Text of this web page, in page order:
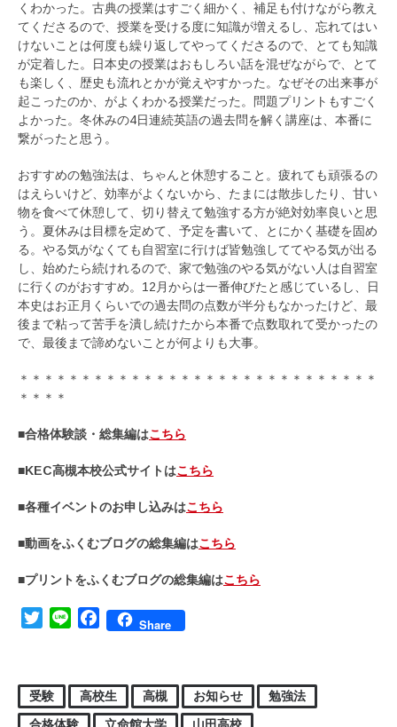
くわかった。古典の授業はすごく細かく、補足も付けながら教え
てくださるので、授業を受ける度に知識が増えるし、忘れてはい
けないことは何度も繰り返してやってくださるので、とても知識
が定着した。日本史の授業はおもしろい話を混ぜながらで、とて
も楽しく、歴史も流れとかが覚えやすかった。なぜその出来事が
起こったのか、がよくわかる授業だった。問題プリントもすごく
よかった。冬休みの4日連続英語の過去問を解く講座は、本番に
繋がったと思う。
おすすめの勉強法は、ちゃんと休憩すること。疲れても頑張るの
はえらいけど、効率がよくないから、たまには散歩したり、甘い
物を食べて休憩して、切り替えて勉強する方が絶対効率良いと思
う。夏休みは目標を定めて、予定を書いて、とにかく基礎を固め
る。やる気がなくても自習室に行けば皆勉強しててやる気が出る
し、始めたら続けれるので、家で勉強のやる気がない人は自習室
に行くのがおすすめ。12月からは一番伸びたと感じているし、日
本史はお正月くらいでの過去問の点数が半分もなかったけど、最
後まで粘って苦手を潰し続けたから本番で点数取れて受かったの
で、最後まで諦めないことが何よりも大事。
＊＊＊＊＊＊＊＊＊＊＊＊＊＊＊＊＊＊＊＊＊＊＊＊＊＊＊＊＊
＊＊＊＊
■合格体験談・総集編はこちら
■KEC高槻本校公式サイトはこちら
■各種イベントのお申し込みはこちら
■動画をふくむブログの総集編はこちら
■プリントをふくむブログの総集編はこちら
TwitterLine FacebookShare
受験 高校生 高槻 お知らせ
勉強法
合格体験
立命館大学 山田高校